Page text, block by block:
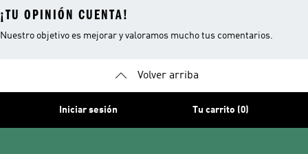
¡TU OPINIÓN CUENTA!
Nuestro objetivo es mejorar y valoramos mucho tus comentarios.
Volver arriba
Iniciar sesión Tu carrito (0)